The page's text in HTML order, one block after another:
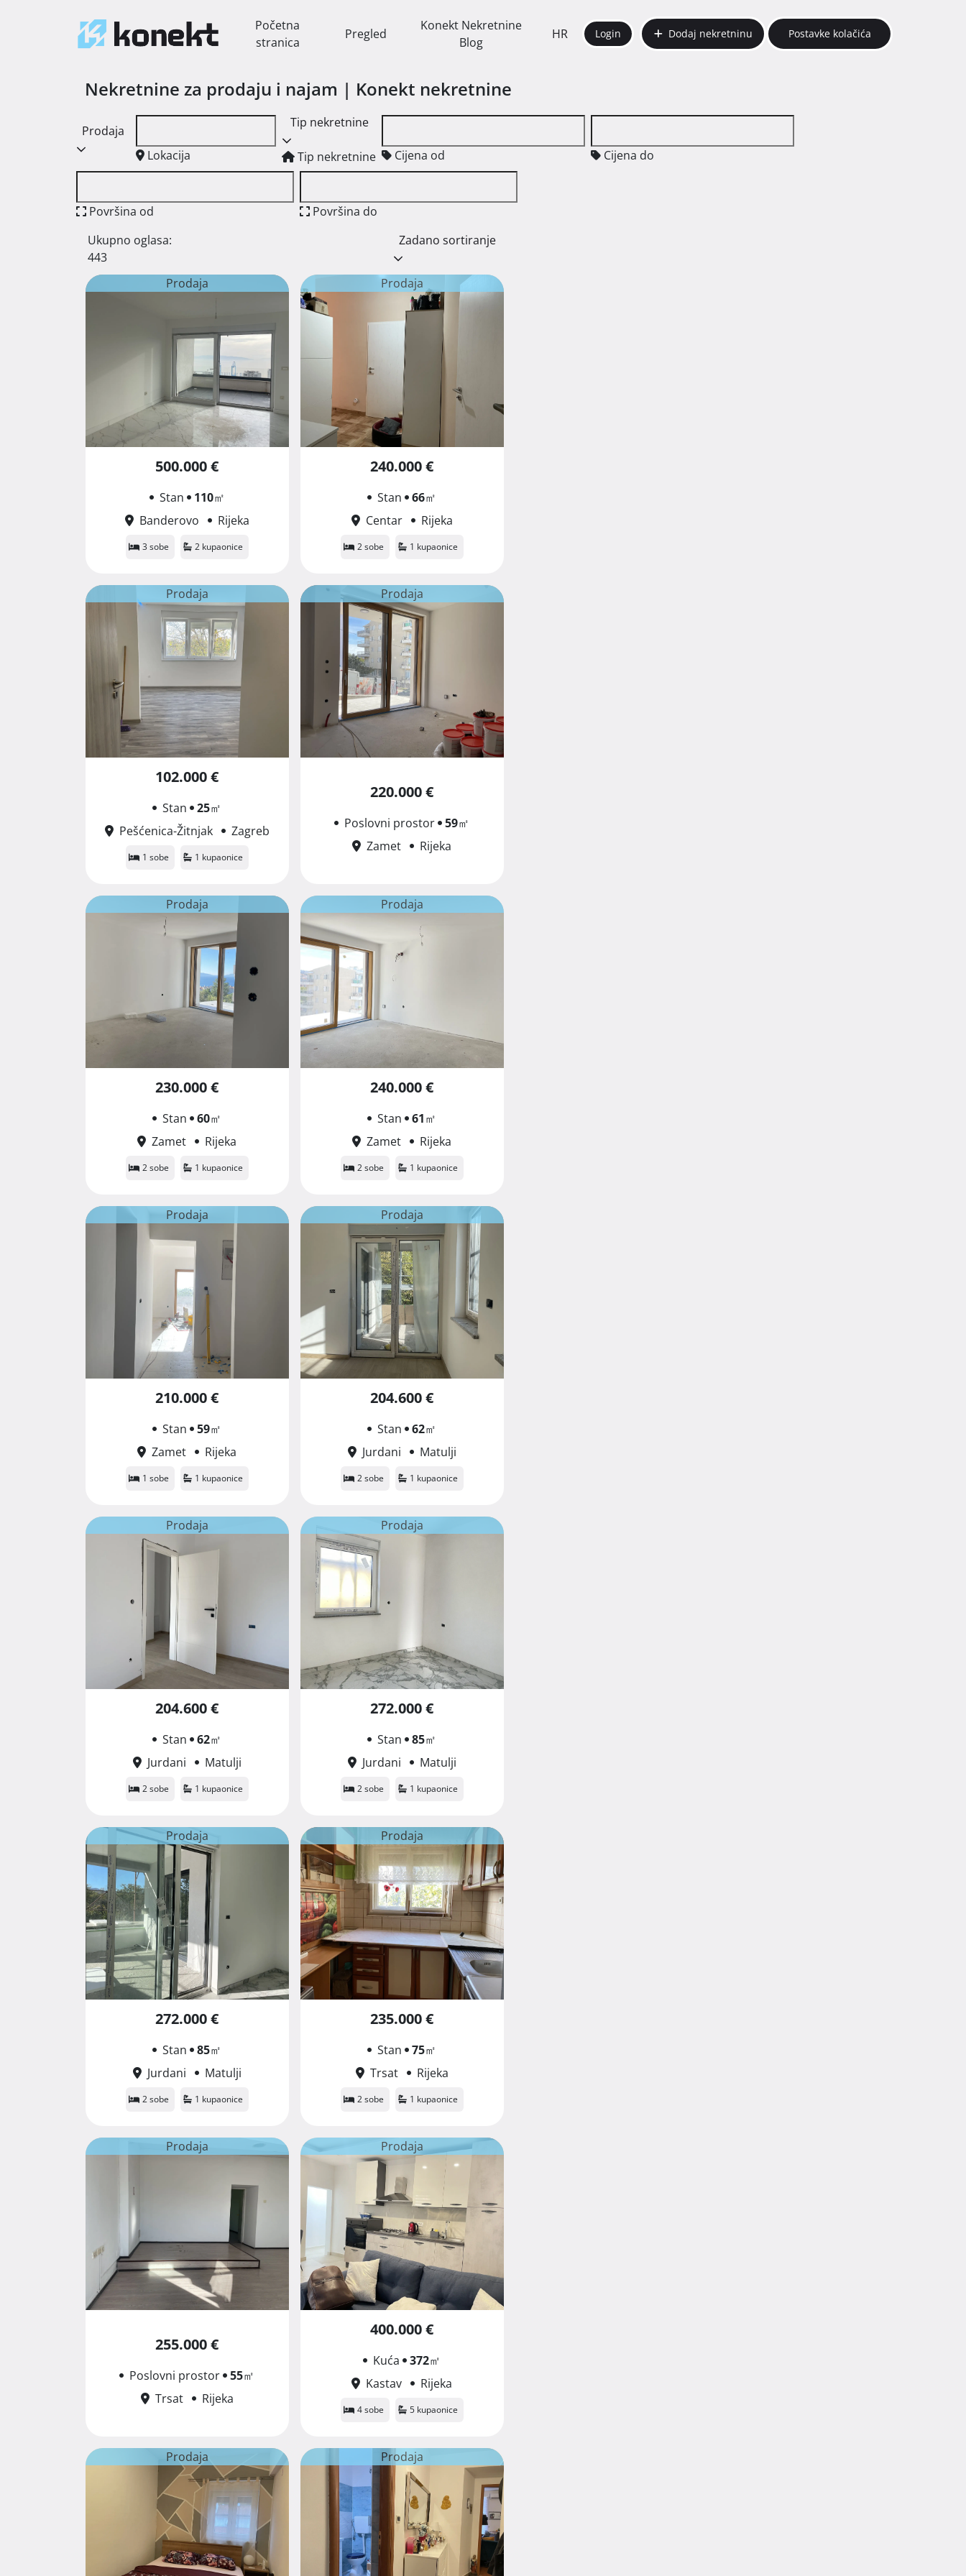
Početna
stranica
Pregled
Konekt Nekretnine
Blog
HR Login Dodaj nekretninu Postavke kolačića
Nekretnine za prodaju i najam | Konekt nekretnine
Prodaja
Lokacija
Tip nekretnine
Tip nekretnine Cijena od Cijena do
Površina od
Površina do
Ukupno oglasa:
443
Zadano sortiranje
Prodaja
500.000 €
Stan 110㎡
Banderovo
Rijeka
3 sobe 2 kupaonice
Prodaja
240.000 €
Stan 66㎡
Centar
Rijeka
2 sobe 1 kupaonice
Prodaja
102.000 €
Stan 25㎡
Pešćenica-Žitnjak
Zagreb
1 sobe 1 kupaonice
Prodaja
220.000 €
Poslovni prostor 59㎡
Zamet
Rijeka
Prodaja
230.000 €
Stan 60㎡
Zamet
Rijeka
2 sobe 1 kupaonice
Prodaja
240.000 €
Stan 61㎡
Zamet
Rijeka
2 sobe 1 kupaonice
Prodaja
210.000 €
Stan 59㎡
Zamet
Rijeka
1 sobe 1 kupaonice
Prodaja
204.600 €
Stan 62㎡
Jurdani
Matulji
2 sobe 1 kupaonice
Prodaja
204.600 €
Stan 62㎡
Jurdani
Matulji
2 sobe 1 kupaonice
Prodaja
272.000 €
Stan 85㎡
Jurdani
Matulji
2 sobe 1 kupaonice
Prodaja
272.000 €
Stan 85㎡
Jurdani
Matulji
2 sobe 1 kupaonice
Prodaja
235.000 €
Stan 75㎡
Trsat
Rijeka
2 sobe 1 kupaonice
Prodaja
255.000 €
Poslovni prostor 55㎡
Trsat
Rijeka
Prodaja
400.000 €
Kuća 372㎡
Kastav
Rijeka
4 sobe 5 kupaonice
Prodaja Prodaja